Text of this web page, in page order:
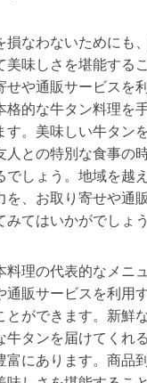
損なわないためにも
美味しさを堪能する
せや通販サービスを
格的な牛タン料理を
す。美味しい牛タン
人との特別な食事の
でしょう。地域を越
を、お取り寄せや通
みてはいかがでしょう
料理の代表的なメニ
通販サービスを利用
とができます。新鮮
牛タンを届けてくれ
富にあります。商品